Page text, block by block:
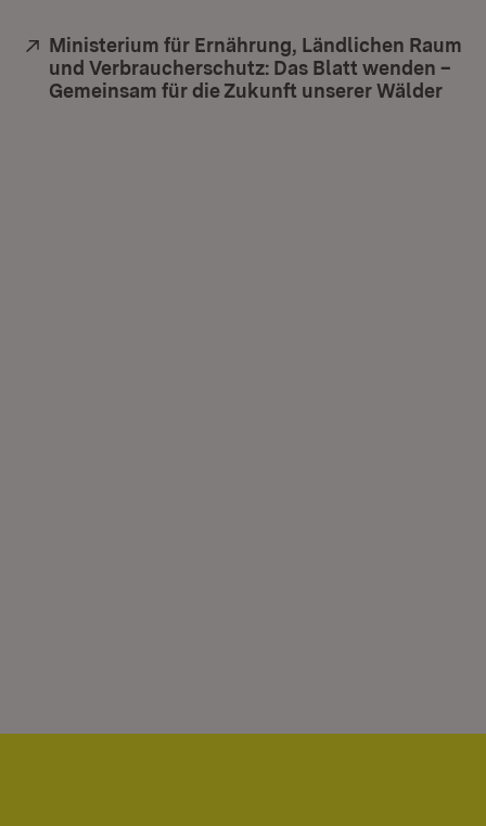
Extern:
Ministerium für Ernährung, Ländlichen Raum
und Verbraucherschutz: Das Blatt wenden –
Gemeinsam für die Zukunft unserer Wälder